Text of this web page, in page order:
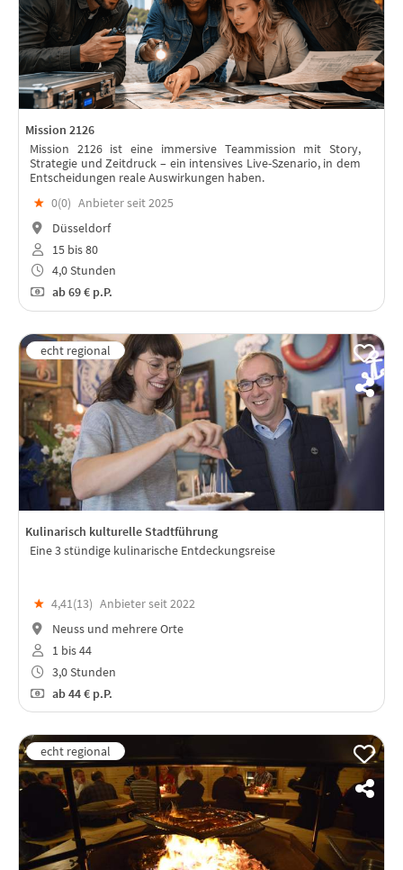
Mission 2126
Mission 2126 ist eine immersive Teammission mit Story,
Strategie und Zeitdruck – ein intensives Live-Szenario, in dem
Entscheidungen reale Auswirkungen haben.
★ 0(0) Anbieter seit 2025
Düsseldorf
15 bis 80
4,0 Stunden
ab69 € p.P.
Kulinarisch kulturelle Stadtführung
Eine 3 stündige kulinarische Entdeckungsreise
★ 4,41(13) Anbieter seit 2022
Neuss und mehrere Orte
1 bis 44
3,0 Stunden
ab44 € p.P.